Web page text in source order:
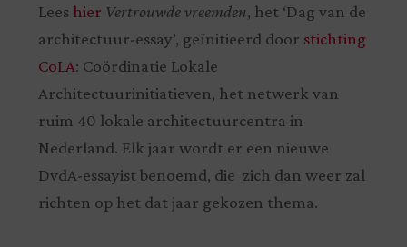
Lees hier Vertrouwde vreemden, het ‘Dag van de
architectuur-essay’, geïnitieerd door stichting
CoLA: Coördinatie Lokale
Architectuurinitiatieven, het netwerk van
ruim 40 lokale architectuurcentra in
Nederland. Elk jaar wordt er een nieuwe
DvdA-essayist benoemd, die zich dan weer zal
richten op het dat jaar gekozen thema.